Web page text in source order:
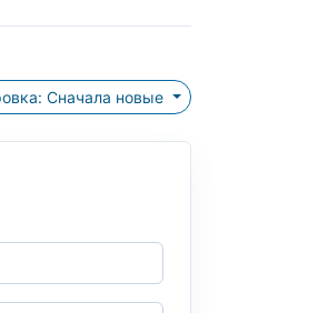
Сортировка: Сначала новые